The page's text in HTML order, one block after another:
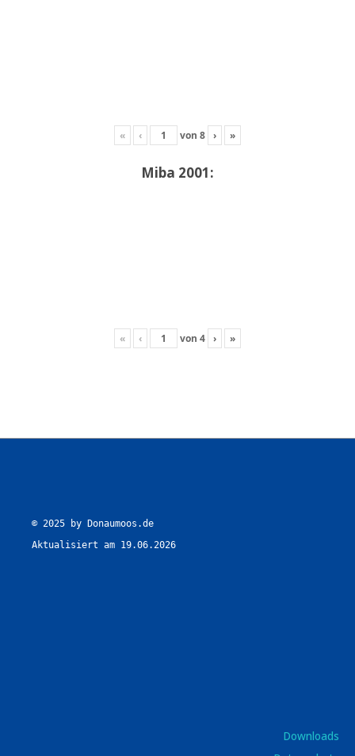
« ‹ von 8 › »
Miba 2001:
« ‹ von 4 › »
© 2025 by Donaumoos.de
Aktualisiert am 19.06.2026
Downloads